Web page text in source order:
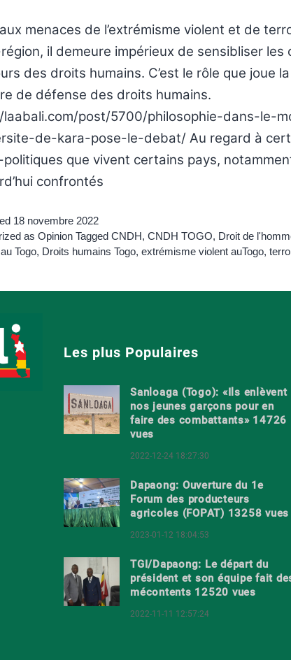
menaces de l’extrémisme violent et de
il demeure impérieux de sensibliser les
des droits humains. C’est le rôle que joue
de défense des droits humains.
post/5700/philosophie-dans-le-
de-kara-pose-le-debat/ Au regard à
que vivent certains pays,
confrontés
18 novembre 2022
as Opinion Tagged CNDH, CNDH TOGO, Droit de
Togo, Droits humains Togo, extrémisme violent auTogo,
Les plus Populaires
Sanloaga (Togo): «Ils enlèvent
nos jeunes garçons pour en
faire des combattants» 14726
vues
2022-12-24 18:27:30
Dapaong: Ouverture du 1e
Forum des producteurs
agricoles (FOPAT) 13258 vues
2023-01-12 18:04:53
TGI/Dapaong: Le départ du
président et son équipe fait
mécontents 12520 vues
2022-11-11 12:57:24